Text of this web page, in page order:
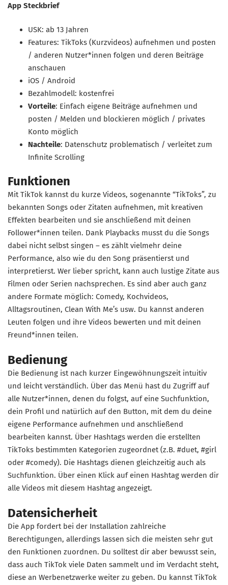
App Steckbrief
USK: ab 13 Jahren
Features: TikToks (Kurzvideos) aufnehmen und posten
/ anderen Nutzer*innen folgen und deren Beiträge
anschauen
iOS / Android
Bezahlmodell: kostenfrei
Vorteile: Einfach eigene Beiträge aufnehmen und
posten / Melden und blockieren möglich / privates
Konto möglich
Nachteile: Datenschutz problematisch / verleitet zum
Infinite Scrolling
Funktionen
Mit TikTok kannst du kurze Videos, sogenannte “TikToks”, zu
bekannten Songs oder Zitaten aufnehmen, mit kreativen
Effekten bearbeiten und sie anschließend mit deinen
Follower*innen teilen. Dank Playbacks musst du die Songs
dabei nicht selbst singen – es zählt vielmehr deine
Performance, also wie du den Song präsentierst und
interpretierst. Wer lieber spricht, kann auch lustige Zitate aus
Filmen oder Serien nachsprechen. Es sind aber auch ganz
andere Formate möglich: Comedy, Kochvideos,
Alltagsroutinen, Clean With Me’s usw. Du kannst anderen
Leuten folgen und ihre Videos bewerten und mit deinen
Freund*innen teilen.
Bedienung
Die Bedienung ist nach kurzer Eingewöhnungszeit intuitiv
und leicht verständlich. Über das Menü hast du Zugriff auf
alle Nutzer*innen, denen du folgst, auf eine Suchfunktion,
dein Profil und natürlich auf den Button, mit dem du deine
eigene Performance aufnehmen und anschließend
bearbeiten kannst. Über Hashtags werden die erstellten
TikToks bestimmten Kategorien zugeordnet (z.B. #duet, #girl
oder #comedy). Die Hashtags dienen gleichzeitig auch als
Suchfunktion. Über einen Klick auf einen Hashtag werden dir
alle Videos mit diesem Hashtag angezeigt.
Datensicherheit
Die App fordert bei der Installation zahlreiche
Berechtigungen, allerdings lassen sich die meisten sehr gut
den Funktionen zuordnen. Du solltest dir aber bewusst sein,
dass auch TikTok viele Daten sammelt und im Verdacht steht,
diese an Werbenetzwerke weiter zu geben. Du kannst TikTok